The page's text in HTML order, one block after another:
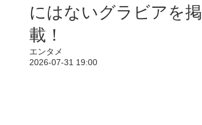
にはないグラビアを掲
載！
エンタメ
2026-07-31 19:00